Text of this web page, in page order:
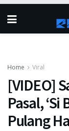
Home Viral
[VIDEO]
Pasal, ‘Si
Pulang